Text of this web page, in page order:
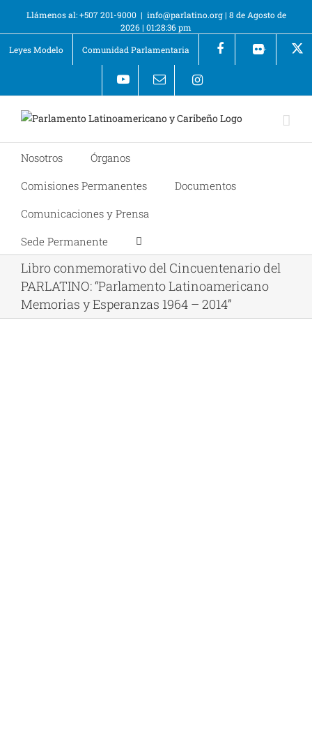
Llámenos al: +507 201-9000 | info@parlatino.org| 8 de Agosto de
2026| 01:28:36 pm
Leyes Modelo
Comunidad Parlamentaria +
Nosotros
Órganos
Comisiones Permanentes
Documentos
Comunicaciones y Prensa
Sede Permanente
Libro conmemorativo del Cincuentenario del
PARLATINO: “Parlamento Latinoamericano
Memorias y Esperanzas 1964 – 2014”